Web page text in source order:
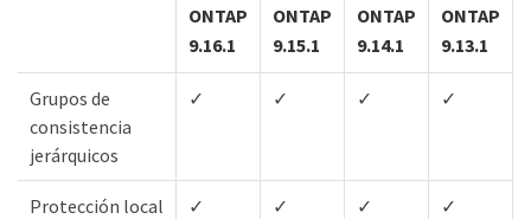
ONTAP
9.16.1
ONTAP
9.15.1
ONTAP
9.14.1
ONTAP
9.13.1
Grupos de
consistencia
jerárquicos
✓ ✓ ✓ ✓
Protección local
✓ ✓ ✓ ✓